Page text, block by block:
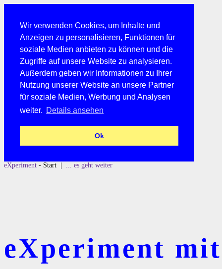
Wir verwenden Cookies, um Inhalte und
Anzeigen zu personalisieren, Funktionen für
soziale Medien anbieten zu können und die
Zugriffe auf unsere Website zu analysieren.
Außerdem geben wir Informationen zu Ihrer
Nutzung unserer Website an unsere Partner
für soziale Medien, Werbung und Analysen
weiter. Details ansehen
Ok
eXperiment - Start | ... es geht weiter
eXperiment